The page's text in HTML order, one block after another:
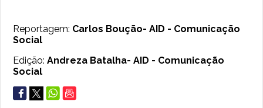
Reportagem: Carlos Boução- AID - Comunicação
Social
Edição:Andreza Batalha- AID - Comunicação
Social